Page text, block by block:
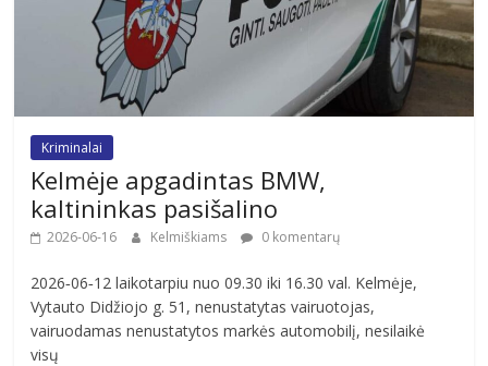
Kriminalai
Kelmėje apgadintas BMW,
kaltininkas pasišalino
2026-06-16 Kelmiškiams 0 komentarų
2026‑06‑12 laikotarpiu nuo 09.30 iki 16.30 val. Kelmėje,
Vytauto Didžiojo g. 51, nenustatytas vairuotojas,
vairuodamas nenustatytos markės automobilį, nesilaikė
visų